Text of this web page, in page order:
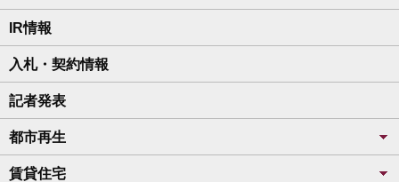
IR情報
入札・契約情報
記者発表
都市再生
賃貸住宅